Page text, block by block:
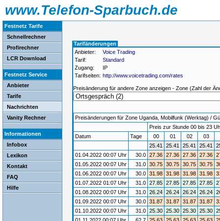
www.Telefon-Sparbuch.de
Festnetz Tarife
Schnellrechner
Profirechner
LCR Download
Festnetz Service
Anbieter
Tarife
Nachrichten
Vanity Rechner
Informationen
Infobox
Lexikon
Kontakt
FAQ
Hilfe
Tarifänderungen
Anbieter:
Voice Trading
Tarif:
Standard
Zugang:
IP
Tarifseiten: http://www.voicetrading.com/rates
Preisänderung für andere Zone anzeigen - Zone (Zahl der
Preisänderungen für Zone Uganda, Mobilfunk (Werktag) /
Preis zur Stunde 00 bis 23
Datum
Tage 00 01 02 03
25.41
25.41 25.41 25.41
01.04.2022 00:07 Uhr
30.0 27.36 27.36 27.36 27.36
01.05.2022 00:07 Uhr
31.0 30.75 30.75 30.75 30.75
01.06.2022 00:07 Uhr
30.0 31.98 31.98 31.98 31.98
01.07.2022 01:07 Uhr
31.0 27.85 27.85 27.85 27.85
01.08.2022 00:07 Uhr
31.0 26.24 26.24 26.24 26.24
01.09.2022 00:07 Uhr
30.0 31.87 31.87 31.87 31.87
01.10.2022 00:07 Uhr
31.0 25.30 25.30 25.30 25.30